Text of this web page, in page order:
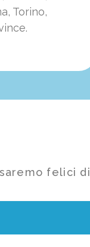
Torino,
felici